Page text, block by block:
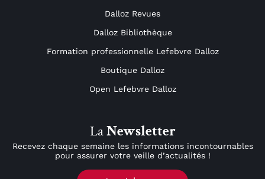
Dalloz Revues
Dalloz Bibliothèque
Formation professionnelle Lefebvre Dalloz
Boutique Dalloz
Open Lefebvre Dalloz
LaNewsletter
Recevez chaque semaine les informations incontournables
pour assurer votre veille d’actualités !